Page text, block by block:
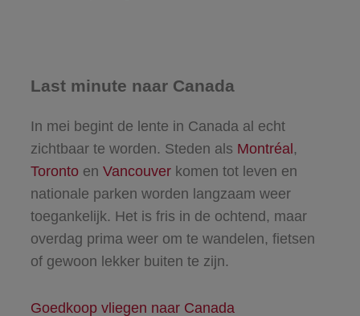
Last minute naar Canada
In mei begint de lente in Canada al echt
zichtbaar te worden. Steden als Montréal,
Torontoen Vancouverkomen tot leven en
nationale parken worden langzaam weer
toegankelijk. Het is fris in de ochtend, maar
overdag prima weer om te wandelen, fietsen
of gewoon lekker buiten te zijn.
Goedkoop vliegen naar Canada